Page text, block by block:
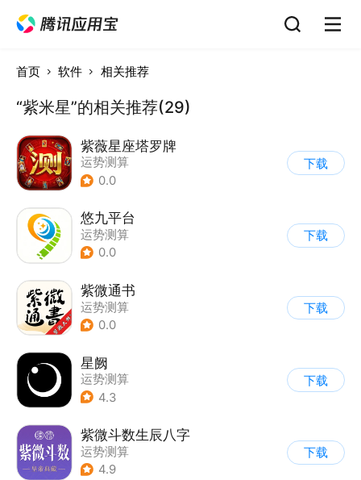
首页 软件 相关推荐
“紫米星”的相关推荐(29)
紫薇星座塔罗牌
运势测算
0.0
下载
悠九平台
运势测算
0.0
下载
紫微通书
运势测算
0.0
下载
星阙
运势测算
4.3
下载
紫微斗数生辰八字
运势测算
4.9
下载